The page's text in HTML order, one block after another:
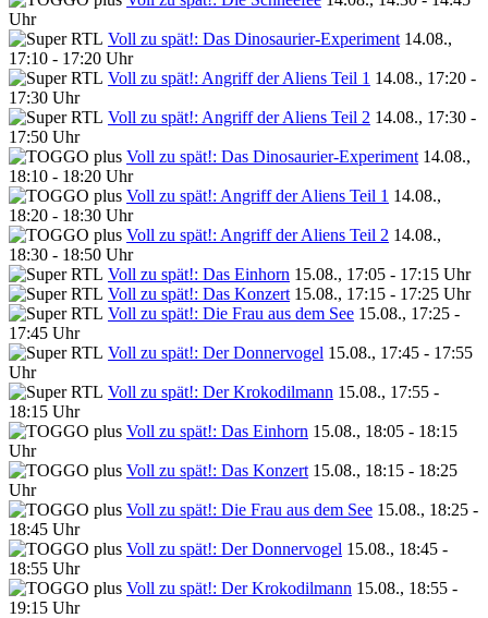
Uhr
Voll zu spät!: Das Dinosaurier-Experiment 14.08.,
17:10 - 17:20 Uhr
Voll zu spät!: Angriff der Aliens Teil 1 14.08., 17:20 -
17:30 Uhr
Voll zu spät!: Angriff der Aliens Teil 2 14.08., 17:30 -
17:50 Uhr
Voll zu spät!: Das Dinosaurier-Experiment 14.08.,
18:10 - 18:20 Uhr
Voll zu spät!: Angriff der Aliens Teil 1 14.08.,
18:20 - 18:30 Uhr
Voll zu spät!: Angriff der Aliens Teil 2 14.08.,
18:30 - 18:50 Uhr
Voll zu spät!: Das Einhorn 15.08., 17:05 - 17:15 Uhr
Voll zu spät!: Das Konzert 15.08., 17:15 - 17:25 Uhr
Voll zu spät!: Die Frau aus dem See 15.08., 17:25 -
17:45 Uhr
Voll zu spät!: Der Donnervogel 15.08., 17:45 - 17:55
Uhr
Voll zu spät!: Der Krokodilmann 15.08., 17:55 -
18:15 Uhr
Voll zu spät!: Das Einhorn 15.08., 18:05 - 18:15
Uhr
Voll zu spät!: Das Konzert 15.08., 18:15 - 18:25
Uhr
Voll zu spät!: Die Frau aus dem See 15.08., 18:25 -
18:45 Uhr
Voll zu spät!: Der Donnervogel 15.08., 18:45 -
18:55 Uhr
Voll zu spät!: Der Krokodilmann 15.08., 18:55 -
19:15 Uhr